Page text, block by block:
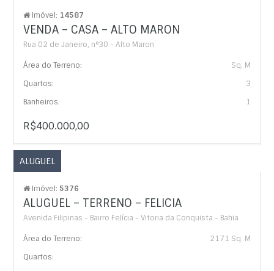
Imóvel: 14587
VENDA – CASA – ALTO MARON
Rua 02 de Janeiro, n°30 - Alto Maron
Área do Terreno:
Sq. M
Quartos:
3
Banheiros:
1
R$400.000,00
ALUGUEL
Imóvel: 5376
ALUGUEL – TERRENO – FELICIA
Avenida Filipinas - Bairro Felícia - Vitoria da Conquista - Bahia
Área do Terreno:
2171 Sq. M
Quartos: